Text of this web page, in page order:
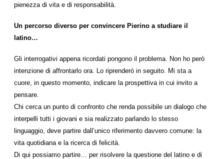
pienezza di vita e di responsabilità.
Un percorso diverso per convincere Pierino a studiare il
latino…
Gli interrogativi appena ricordati pongono il problema. Non ho però
intenzione di affrontarlo ora. Lo riprenderò in seguito. Mi sta a
cuore, in questo momento, indicare la prospettiva in cui invito a
pensare.
Chi cerca un punto di confronto che renda possibile un dialogo che
interpelli tutti i giovani e sia realizzato parlando lo stesso
linguaggio, deve partire dall’unico riferimento davvero comune: la
vita quotidiana e la ricerca di felicità.
Di qui possiamo partire… per risolvere la questione del latino e di